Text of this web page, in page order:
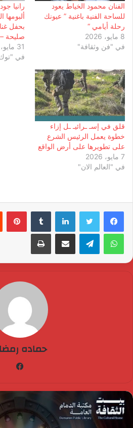
الفنان محمود الخياط يعود
للساحة الفنية باغنية ” عيونك
رحلة أيامي “
8 مايو، 2026
في "فن وثقافة"
رانيا
بحفل
صليحة –
31 مايو، 2026
في
قلق في إسـ ـرائيـ ـل إزاء
خطوة يعمل الرئيس الشرع
على تطويرها على أرض الواقع
7 مايو، 2026
في "العالم الان"
لينكدإن
واتساب تيلقرام مشاركة عبر البريد طباعة
حماده